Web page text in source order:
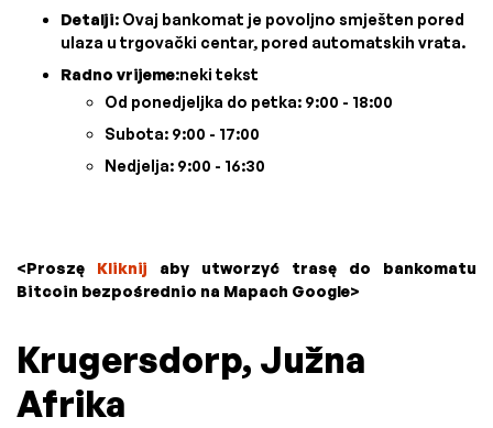
Detalji: Ovaj bankomat je povoljno smješten pored
ulaza u trgovački centar, pored automatskih vrata.
Radno vrijeme:neki tekst
Od ponedjeljka do petka: 9:00 - 18:00
Subota: 9:00 - 17:00
Nedjelja: 9:00 - 16:30
<Proszę Kliknij aby utworzyć trasę do bankomatu
Bitcoin bezpośrednio na Mapach Google>
Krugersdorp, Južna
Afrika